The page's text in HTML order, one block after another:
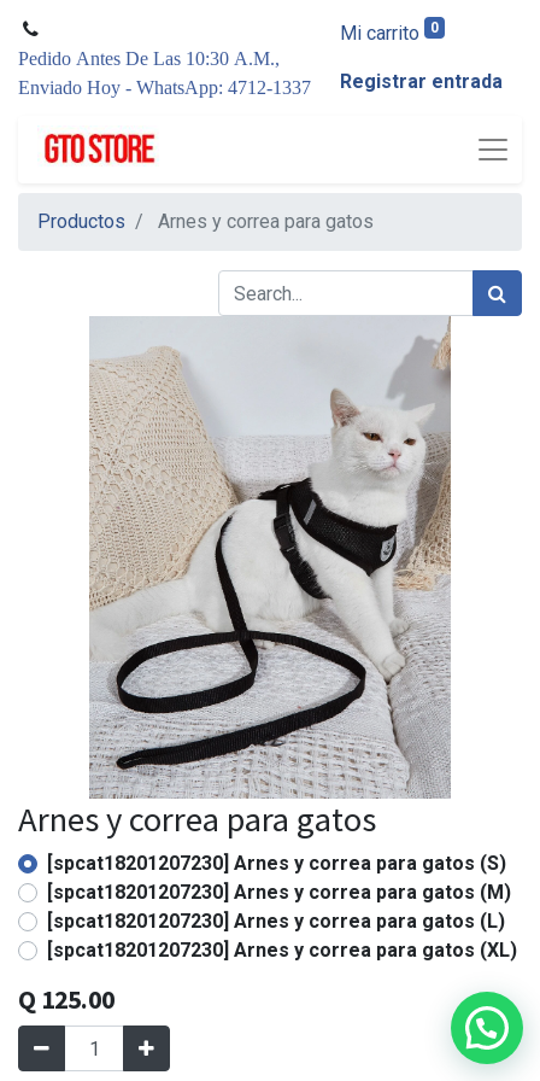
Pedido Antes De Las 10:30 A.M.,
Enviado Hoy - WhatsApp: 4712-1337
Mi carrito 0
Registrar entrada
Productos Arnes y correa para gatos
Arnes y correa para gatos
[spcat18201207230] Arnes y correa para gatos (S)
[spcat18201207230] Arnes y correa para gatos (M)
[spcat18201207230] Arnes y correa para gatos (L)
[spcat18201207230] Arnes y correa para gatos (XL)
Q 125.00